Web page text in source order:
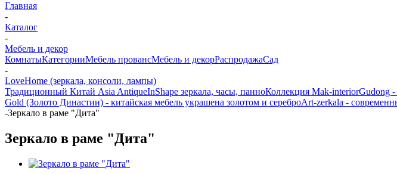
Главная
-
Каталог
-
Мебель и декор
КомнатыКатегорииМебель провансМебель и декорРаспродажаСад
-
LoveHome (зеркала, консоли, лампы)
Традиционный Китай Asia AntiqueInShape зеркала, часы, панноКоллекция Mak-interiorGudong -
Gold (Золото Династии) - китайская мебель украшена золотом и сереброArt-zerkala -
-Зеркало в раме "Дита"
Зеркало в раме "Дита"